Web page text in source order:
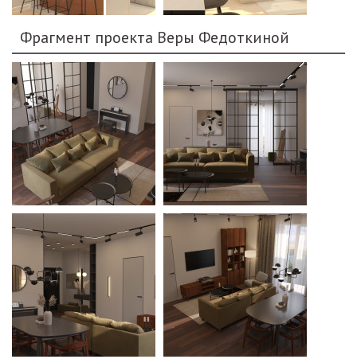
Фрагмент проекта Веры Федоткиной